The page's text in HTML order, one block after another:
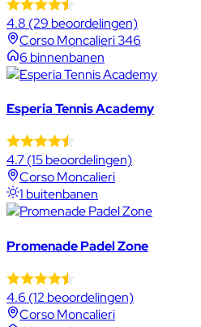
4.8 (29 beoordelingen)
Corso Moncalieri 346
6 binnenbanen
Esperia Tennis Academy
4.7(15 beoordelingen)
Corso Moncalieri
1 buitenbanen
Promenade Padel Zone
4.6 (12 beoordelingen)
Corso Moncalieri